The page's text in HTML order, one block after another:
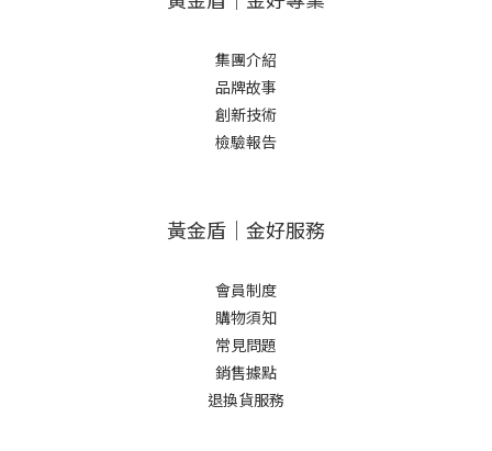
集團介紹
品牌故事
創新技術
檢驗報告
黃金盾｜金好服務
會員制度
購物須知
常見問題
銷售據點
退換貨服務